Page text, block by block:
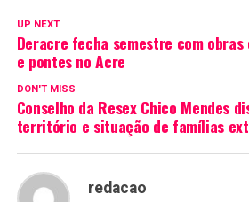
UP NEXT
Deracre fecha semestre com
e pontes no Acre
DON'T MISS
Conselho da Resex Chico Mendes
território e situação de famílias
redacao